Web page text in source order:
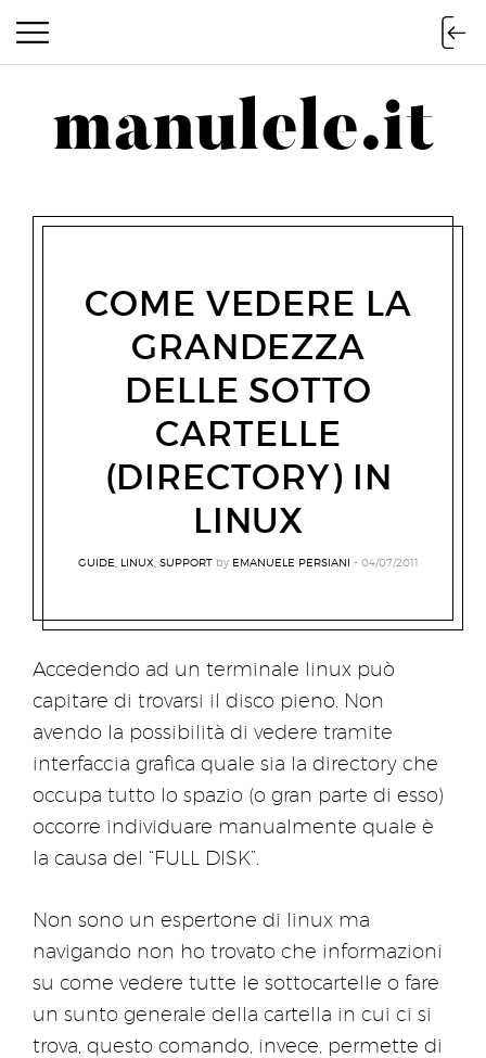
manulele.it
manulele.it
COME VEDERE LA
GRANDEZZA
DELLE SOTTO
CARTELLE
(DIRECTORY) IN
LINUX
GUIDE LINUX SUPPORT by EMANUELE PERSIANI 04/07/2011
Accedendo ad un terminale linux può
capitare di trovarsi il disco pieno. Non
avendo la possibilità di vedere tramite
interfaccia grafica quale sia la directory che
occupa tutto lo spazio (o gran parte di esso)
occorre individuare manualmente quale è
la causa del “FULL DISK”.
Non sono un espertone di linux ma
navigando non ho trovato che informazioni
su come vedere tutte le sottocartelle o fare
un sunto generale della cartella in cui ci si
trova, questo comando, invece, permette di